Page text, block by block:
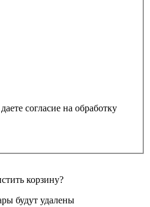
согласие на обработку
корзину?
будут удалены